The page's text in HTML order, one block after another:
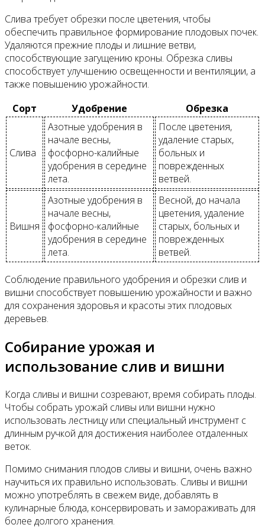
Слива требует обрезки после цветения, чтобы
обеспечить правильное формирование плодовых почек.
Удаляются прежние плоды и лишние ветви,
способствующие загущению кроны. Обрезка сливы
способствует улучшению освещенности и вентиляции, а
также повышению урожайности.
Сорт
Удобрение Обрезка
Слива
Азотные удобрения в
начале весны,
фосфорно-калийные
удобрения в середине
лета.
После цветения,
удаление старых,
больных и
поврежденных
ветвей.
Вишня
Азотные удобрения в
начале весны,
фосфорно-калийные
удобрения в середине
лета.
Весной, до начала
цветения, удаление
старых, больных и
поврежденных
ветвей.
Соблюдение правильного удобрения и обрезки слив и
вишни способствует повышению урожайности и важно
для сохранения здоровья и красоты этих плодовых
деревьев.
Собирание урожая и
использование слив и вишни
Когда сливы и вишни созревают, время собирать плоды.
Чтобы собрать урожай сливы или вишни нужно
использовать лестницу или специальный инструмент с
длинным ручкой для достижения наиболее отдаленных
веток.
Помимо снимания плодов сливы и вишни, очень важно
научиться их правильно использовать. Сливы и вишни
можно употреблять в свежем виде, добавлять в
кулинарные блюда, консервировать и замораживать для
более долгого хранения.